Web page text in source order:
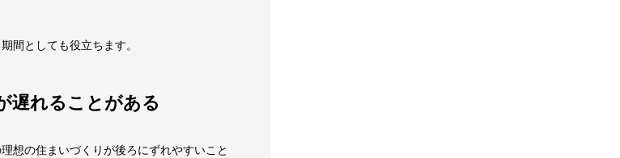
間としても役立ちます。
遅れることがある
想の住まいづくりが後ろにずれやすいこと